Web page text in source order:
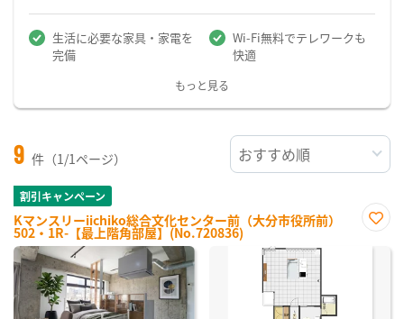
生活に必要な家具・家電を
完備
Wi-Fi無料でテレワークも
快適
もっと見る
9 件（1/1ページ）
割引キャンペーン
Kマンスリーiichiko総合文化センター前（大分市役所前）
502・1R-【最上階角部屋】(No.720836)
に入